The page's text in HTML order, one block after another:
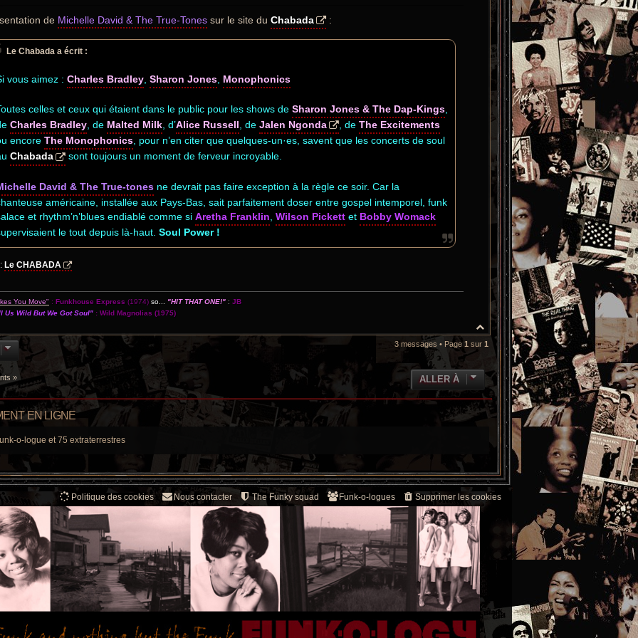
de Michelle David & The True-Tones sur le site du Chabada :
Le Chabada a écrit :
vous aimez : Charles Bradley Sharon Jones Monophonics
celles et ceux qui étaient dans le public pour les shows de Sharon Jones & The Dap-Kings
Charles Bradley , de Malted Milk , d’Alice Russell , de Jalen Ngonda , de The Excitements
encore The Monophonics, pour n’en citer que quelques-un·es, savent que les concerts de soul
Chabada sont toujours un moment de ferveur incroyable.
David & The True-tones ne devrait pas faire exception à la règle ce soir. Car la
américaine, installée aux Pays-Bas, sait parfaitement doser entre gospel intemporel, funk
et rhythm’n’blues endiablé comme si Aretha Franklin Wilson Pickett et Bobby Womack
le tout depuis là-haut. Soul Power !
Le CHABADA
You Move" : Funkhouse Express (1974) so... "HIT THAT ONE!" : JB
Us Wild But We Got Soul" : Wild Magnolias (1975)
H
a
u
3 messages • Page 1 sur 1
» ALLER À
EN LIGNE
o-logue et 75 extraterrestres
Supprimer les cookies
Funk-o-logues
The Funky squad
Nous contacter
Politique des cookies